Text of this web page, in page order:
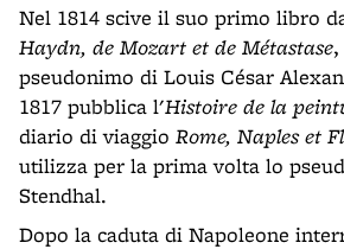
Nel 1814 scive il suo primo libro
Haydn, de Mozart et de Métastase
pseudonimo di Louis César
1817 pubblica l'Histoire de la
diario di viaggio Rome, Naples et
utilizza per la prima volta lo
Stendhal.
Dopo la caduta di Napoleone